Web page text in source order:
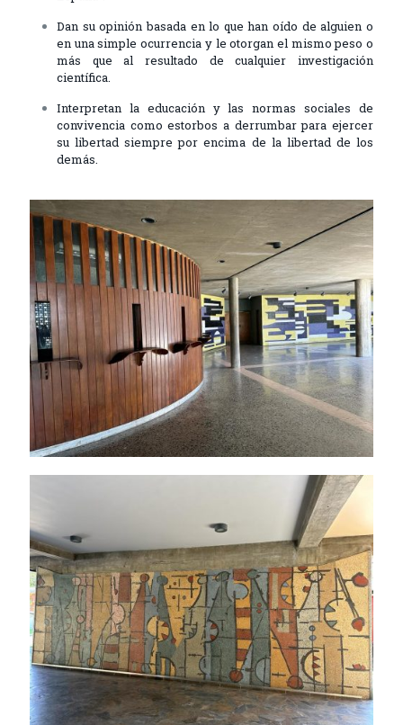
Dan su opinión basada en lo que han oído de alguien o
en una simple ocurrencia y le otorgan el mismo peso o
más que al resultado de cualquier investigación
científica.
Interpretan la educación y las normas sociales de
convivencia como estorbos a derrumbar para ejercer
su libertad siempre por encima de la libertad de los
demás.